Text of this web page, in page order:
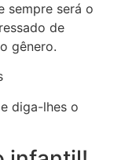
sempre será o
de
gênero.
diga-lhes o